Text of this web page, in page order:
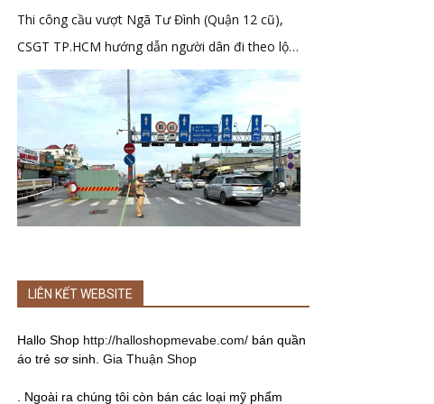
Thi công cầu vượt Ngã Tư Đình (Quận 12 cũ),
CSGT TP.HCM hướng dẫn người dân đi theo lộ
trình mới
LIÊN KẾT WEBSITE
Hallo Shop http://halloshopmevabe.com/ bán quần
áo trẻ sơ sinh. Gia Thuận Shop
. Ngoài ra chúng tôi còn bán các loại mỹ phẩm